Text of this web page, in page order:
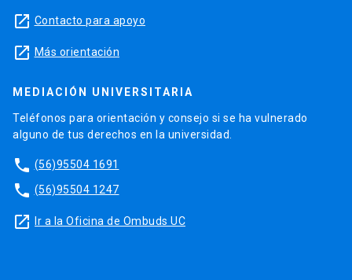
launch Contacto para apoyo
launch Más orientación
MEDIACIÓN UNIVERSITARIA
Teléfonos para orientación y consejo si se ha vulnerado
alguno de tus derechos en la universidad.
phone (56)95504 1691
phone (56)95504 1247
launch Ir a la Oficina de Ombuds UC